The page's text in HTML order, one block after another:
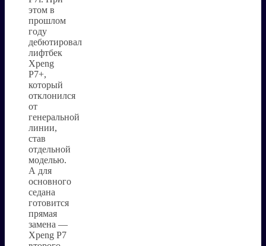
этом в
прошлом
году
дебютировал
лифтбек
Xpeng
P7+,
который
отклонился
от
генеральной
линии,
став
отдельной
моделью.
А для
основного
седана
готовится
прямая
замена —
Xpeng P7